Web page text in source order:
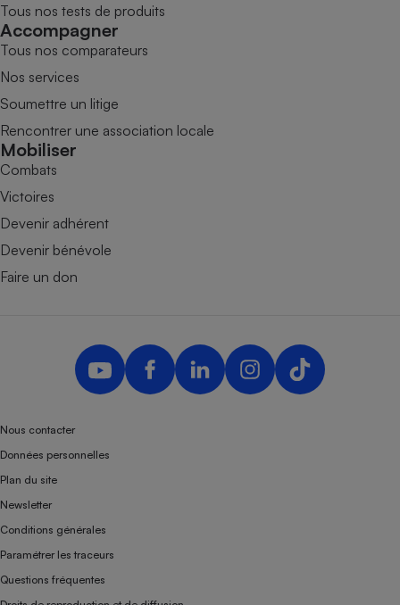
Tous nos tests de produits
Accompagner
Tous nos comparateurs
Nos services
Soumettre un litige
Rencontrer une association locale
Mobiliser
Combats
Victoires
Devenir adhérent
Devenir bénévole
Faire un don
Nous contacter
Données personnelles
Plan du site
Newsletter
Conditions générales
Paramétrer les traceurs
Questions fréquentes